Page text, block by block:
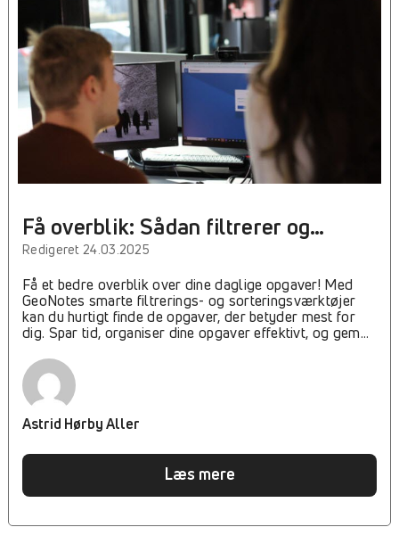
Få overblik: Sådan filtrerer og
sorterer du opgaver
Redigeret 24.03.2025
Få et bedre overblik over dine daglige opgaver! Med
GeoNotes smarte filtrerings- og sorteringsværktøjer
kan du hurtigt finde de opgaver, der betyder mest for
dig. Spar tid, organiser dine opgaver effektivt, og gem
nemt skaber struktur i din hverdag!
Astrid Hørby Aller
Læs mere